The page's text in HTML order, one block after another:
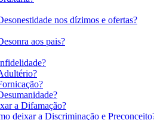
nos dízimos e ofertas?
aos pais?
a Difamação?
deixar a Discriminação e